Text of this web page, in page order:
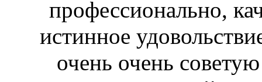
профессионально,
истинное
очень очень